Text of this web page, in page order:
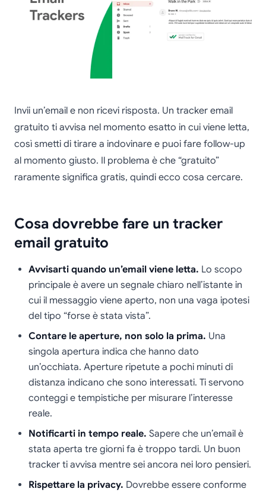
Invii un’email e non ricevi risposta. Un tracker email
gratuito ti avvisa nel momento esatto in cui viene letta,
così smetti di tirare a indovinare e puoi fare follow-up
al momento giusto. Il problema è che “gratuito”
raramente significa gratis, quindi ecco cosa cercare.
Cosa dovrebbe fare un tracker
email gratuito
Avvisarti quando un’email viene letta. Lo scopo
principale è avere un segnale chiaro nell’istante in
cui il messaggio viene aperto, non una vaga ipotesi
del tipo “forse è stata vista”.
Contare le aperture, non solo la prima. Una
singola apertura indica che hanno dato
un’occhiata. Aperture ripetute a pochi minuti di
distanza indicano che sono interessati. Ti servono
conteggi e tempistiche per misurare l’interesse
reale.
Notificarti in tempo reale. Sapere che un’email è
stata aperta tre giorni fa è troppo tardi. Un buon
tracker ti avvisa mentre sei ancora nei loro pensieri.
Rispettare la privacy. Dovrebbe essere conforme